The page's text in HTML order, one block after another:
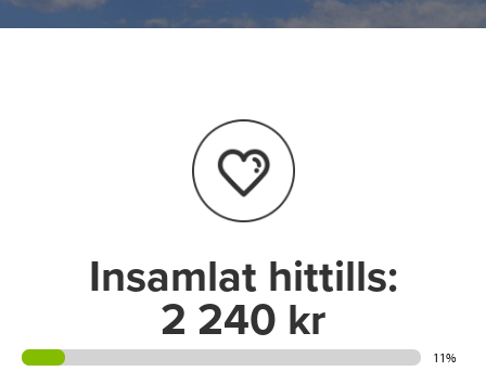
e
I
n
Insamlat hittills:
2 240 kr
11%